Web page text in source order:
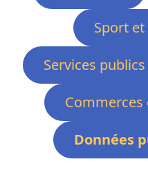
Sport
Services publics
Commerces
Données